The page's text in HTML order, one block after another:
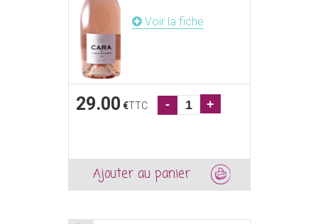
Voir la fiche
29.00 €TTC - +
Ajouter au panier